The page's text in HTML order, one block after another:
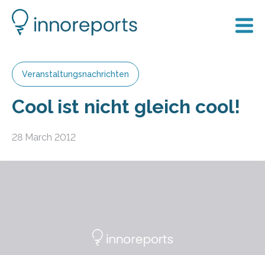
Veranstaltungsnachrichten
Cool ist nicht gleich cool!
28 March 2012